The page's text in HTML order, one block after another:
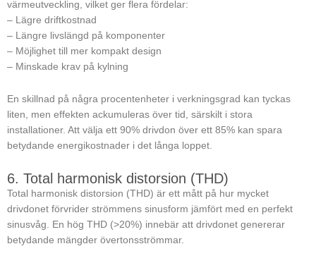
värmeutveckling, vilket ger flera fördelar:
– Lägre driftkostnad
– Längre livslängd på komponenter
– Möjlighet till mer kompakt design
– Minskade krav på kylning
En skillnad på några procentenheter i verkningsgrad kan tyckas
liten, men effekten ackumuleras över tid, särskilt i stora
installationer. Att välja ett 90% drivdon över ett 85% kan spara
betydande energikostnader i det långa loppet.
6. Total harmonisk distorsion (THD)
Total harmonisk distorsion (THD) är ett mått på hur mycket
drivdonet förvrider strömmens sinusform jämfört med en perfekt
sinusvåg. En hög THD (>20%) innebär att drivdonet genererar
betydande mängder övertonsströmmar.